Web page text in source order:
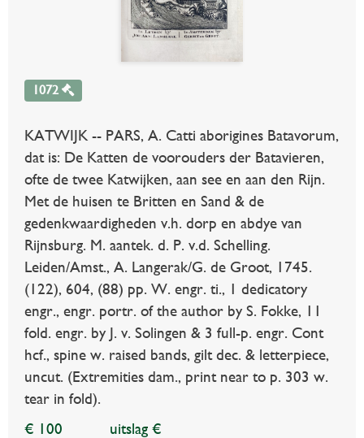
1072
KATWIJK -- PARS, A. Catti aborigines Batavorum,
dat is: De Katten de voorouders der Batavieren,
ofte de twee Katwijken, aan see en aan den Rijn.
Met de huisen te Britten en Sand & de
gedenkwaardigheden v.h. dorp en abdye van
Rijnsburg. M. aantek. d. P. v.d. Schelling.
Leiden/Amst., A. Langerak/G. de Groot, 1745.
(122), 604, (88) pp. W. engr. ti., 1 dedicatory
engr., engr. portr. of the author by S. Fokke, 11
fold. engr. by J. v. Solingen & 3 full-p. engr. Cont
hcf., spine w. raised bands, gilt dec. & letterpiece,
uncut. (Extremities dam., print near to p. 303 w.
tear in fold).
€ 100
uitslag €